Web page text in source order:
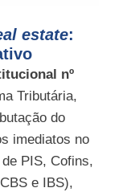
estate:
nº
Tributária,
do
imediatos no
PIS, Cofins,
e IBS),